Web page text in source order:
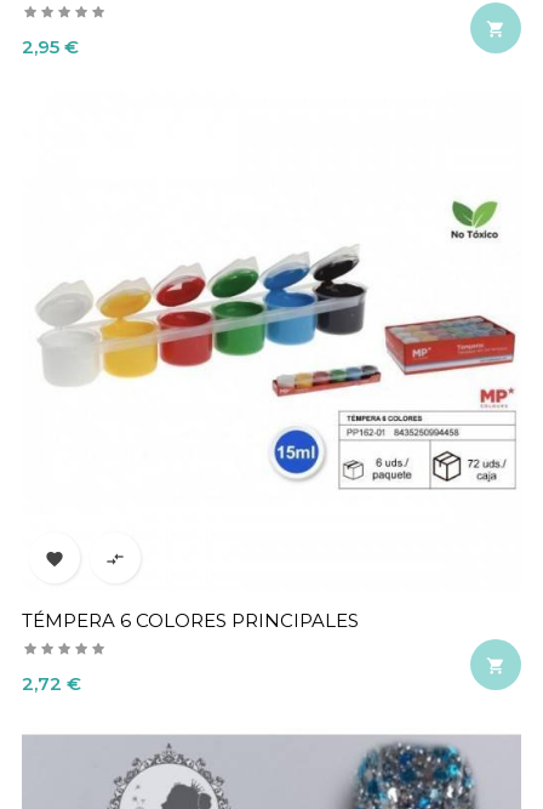
Precio
2,95 €

 
TÉMPERA 6 COLORES PRINCIPALES
Precio
2,72 €
